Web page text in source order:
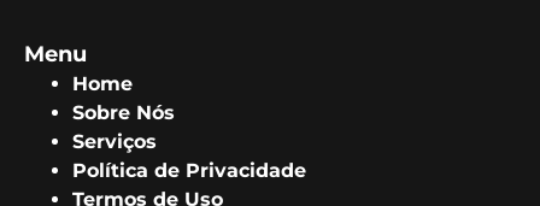
Menu
Home
Sobre Nós
Serviços
Política de Privacidade
Termos de Uso